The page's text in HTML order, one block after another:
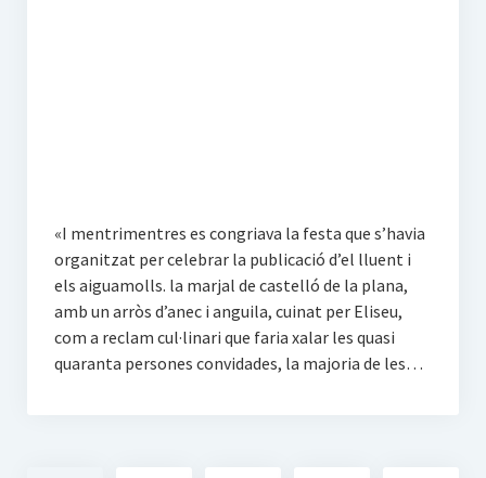
«I mentrimentres es congriava la festa que s’havia
organitzat per celebrar la publicació d’el lluent i
els aiguamolls. la marjal de castelló de la plana,
amb un arròs d’anec i anguila, cuinat per Eliseu,
com a reclam cul·linari que faria xalar les quasi
quaranta persones convidades, la majoria de les…